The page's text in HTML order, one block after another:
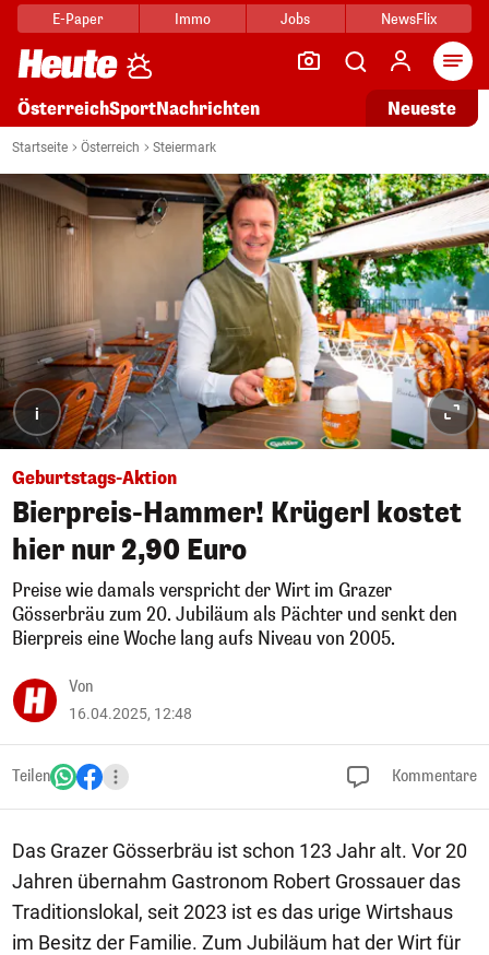
E-Paper Immo Jobs NewsFlix
ÖsterreichSportNachrichten Neueste
Startseite Österreich Steiermark
i
Geburtstags-Aktion
Bierpreis-Hammer! Krügerl kostet
hier nur 2,90 Euro
Preise wie damals verspricht der Wirt im Grazer
Gösserbräu zum 20. Jubiläum als Pächter und senkt den
Bierpreis eine Woche lang aufs Niveau von 2005.
Von
16.04.2025, 12:48
Teilen Kommentare
Das Grazer Gösserbräu ist schon 123 Jahr alt. Vor 20
Jahren übernahm Gastronom Robert Grossauer das
Traditionslokal, seit 2023 ist es das urige Wirtshaus
im Besitz der Familie. Zum Jubiläum hat der Wirt für